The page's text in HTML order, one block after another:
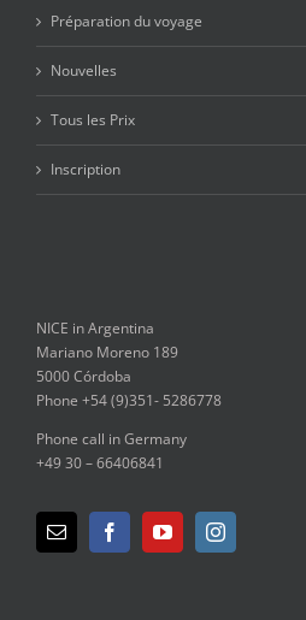
Préparation du voyage
Nouvelles
Tous les Prix
Inscription
NICE in Argentina
Mariano Moreno 189
5000 Córdoba
Phone +54 (9)351- 5286778
Phone call in Germany
+49 30 – 66406841